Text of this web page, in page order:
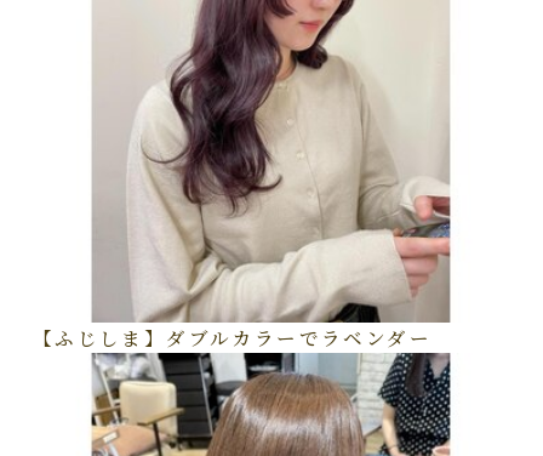
【ふじしま】ダブルカラーでラベンダー